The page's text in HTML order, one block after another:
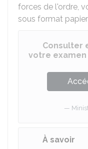
forces de l'ordre,
sous format
Consulter
votre
À savoir